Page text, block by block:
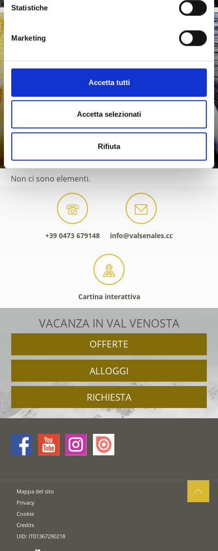
Statistiche
Marketing
Accetta tutti
Accetta selezionati
Rifiuta
Saperne di più
Non ci sono elementi.
+39 0473 679148 info@valsenales.cc
Cartina interattiva
VACANZA IN VAL VENOSTA
OFFERTE
ALLOGGI
RICHIESTA
Mappa del sito
Privacy
Cookie
Credits
UID: IT01367290218